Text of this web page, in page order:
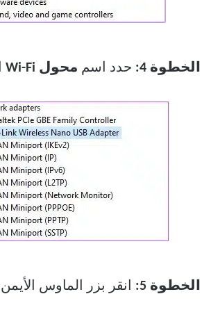
الخطوة 4: حدد اسم محول Wi-Fi
الخطوة 5: انقر بزر الماوس